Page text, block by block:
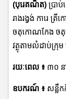
(បុរេគណិត) ប្រា
រាងរង្វង់ ការេ ត្
ចតុកោណកែង ចតុ
វត្ថុតាមលំដាប់ក្
រយៈពេល ៖ ៣០ ន
ឧបករណ៍ ៖ សន្លឹក